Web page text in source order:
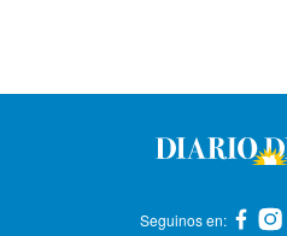
Seguinos en: